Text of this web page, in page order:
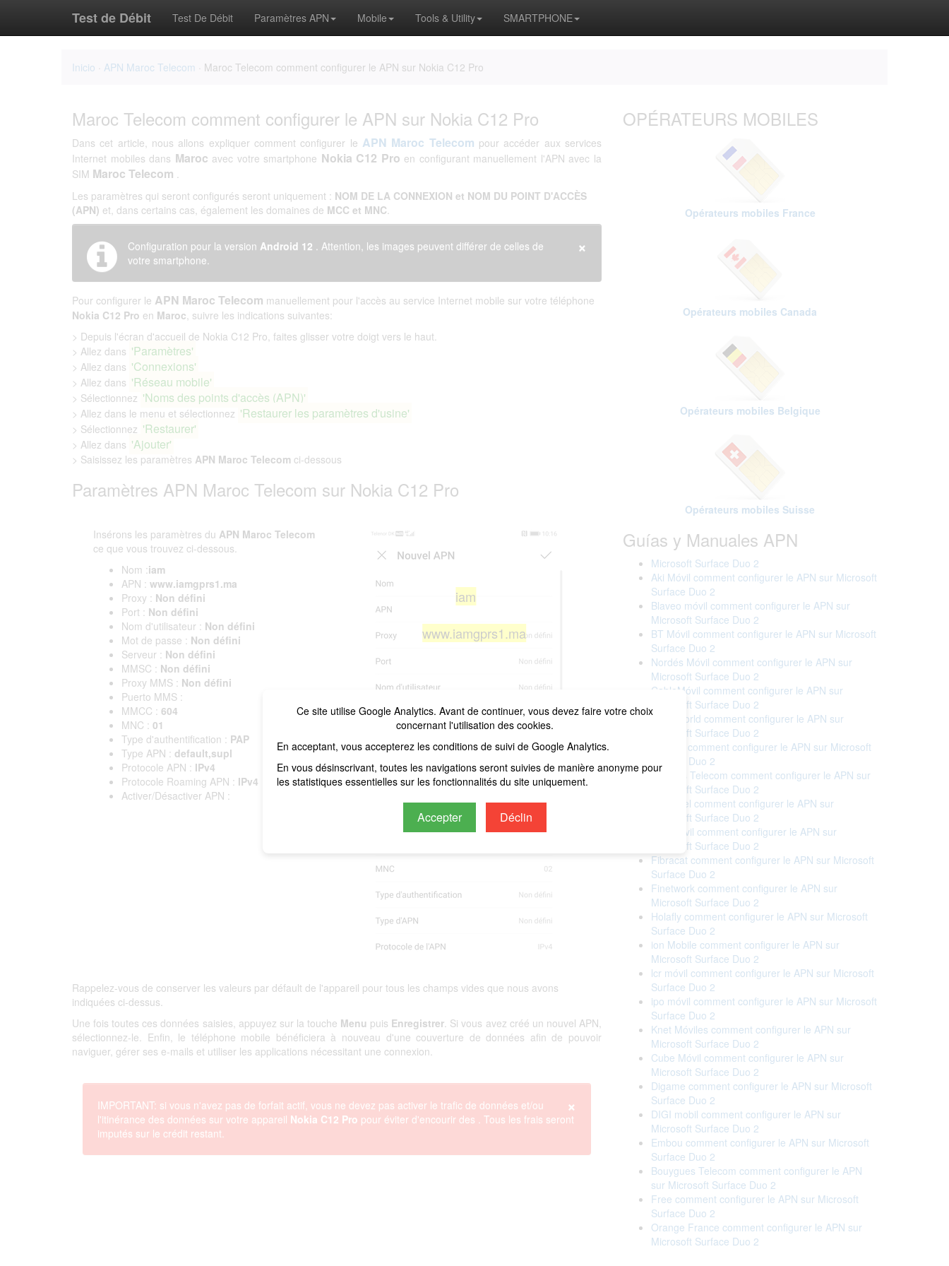
Ce site utilise Google Analytics. Avant de continuer, vous devez faire votre choix
concernant l'utilisation des cookies.
En acceptant, vous accepterez les conditions de suivi de Google Analytics.
En vous désinscrivant, toutes les navigations seront suivies de manière anonyme pour
les statistiques essentielles sur les fonctionnalités du site uniquement.
Accepter Déclin
Test de Débit Test De Débit Paramètres APN Mobile Tools & Utility SMARTPHONE
Inicio APN Maroc Telecom · Maroc Telecom comment configurer le APN sur Nokia C12 Pro
Maroc Telecom comment configurer le APN sur Nokia C12 Pro
Dans cet article, nous allons expliquer comment configurer le APN Maroc Telecom pour accéder aux services
Internet mobiles dans Maroc avec votre smartphone Nokia C12 Pro en configurant manuellement l'APN avec la
SIM Maroc Telecom .
Les paramètres qui seront configurés seront uniquement : NOM DE LA CONNEXION et NOM DU POINT D'ACCÈS
(APN) et, dans certains cas, également les domaines de MCC et MNC.
×
Configuration pour la version Android 12 . Attention, les images peuvent différer de celles de
votre smartphone.
Pour configurer le APN Maroc Telecom manuellement pour l'accès au service Internet mobile sur votre téléphone
Nokia C12 Pro en Maroc, suivre les indications suivantes:
> Depuis l'écran d'accueil de Nokia C12 Pro, faites glisser votre doigt vers le haut.
> Allez dans 'Paramètres'
> Allez dans 'Connexions'
> Allez dans 'Réseau mobile'
> Sélectionnez 'Noms des points d'accès (APN)'
> Allez dans le menu et sélectionnez 'Restaurer les paramètres d'usine'
> Sélectionnez 'Restaurer'
> Allez dans 'Ajouter'
> Saisissez les paramètres APN Maroc Telecom ci-dessous
Paramètres APN Maroc Telecom sur Nokia C12 Pro
Insérons les paramètres du APN Maroc Telecom
ce que vous trouvez ci-dessous.
Nom :iam
APN : www.iamgprs1.ma
Proxy : Non défini
Port : Non défini
Nom d'utilisateur : Non défini
Mot de passe : Non défini
Serveur : Non défini
MMSC : Non défini
Proxy MMS : Non défini
Puerto MMS :
MMCC : 604
MNC : 01
Type d'authentification : PAP
Type APN : default,supl
Protocole APN : IPv4
Protocole Roaming APN : IPv4
Activer/Désactiver APN :
www.iamgprs1.ma
iam
Rappelez-vous de conserver les valeurs par défault de l'appareil pour tous les champs vides que nous avons
indiquées ci-dessus.
Une fois toutes ces données saisies, appuyez sur la touche Menu puis Enregistrer. Si vous avez créé un nouvel APN,
sélectionnez-le. Enfin, le téléphone mobile bénéficiera à nouveau d'une couverture de données afin de pouvoir
naviguer, gérer ses e-mails et utiliser les applications nécessitant une connexion.
×
IMPORTANT: si vous n'avez pas de forfait actif, vous ne devez pas activer le trafic de données et/ou
l'itinérance des données sur votre appareil Nokia C12 Pro pour éviter d'encourir des . Tous les frais seront
imputés sur le crédit restant.
OPÉRATEURS MOBILES
Opérateurs mobiles France
Opérateurs mobiles Canada
Opérateurs mobiles Belgique
Opérateurs mobiles Suisse
Guías y Manuales APN
Microsoft Surface Duo 2
Aki Móvil comment configurer le APN sur Microsoft
Surface Duo 2
Blaveo móvil comment configurer le APN sur
Microsoft Surface Duo 2
BT Móvil comment configurer le APN sur Microsoft
Surface Duo 2
Nordés Móvil comment configurer le APN sur
Microsoft Surface Duo 2
CableMóvil comment configurer le APN sur
Microsoft Surface Duo 2
Cableworld comment configurer le APN sur
Microsoft Surface Duo 2
Cellhire comment configurer le APN sur Microsoft
Surface Duo 2
Correos Telecom comment configurer le APN sur
Microsoft Surface Duo 2
Euskaltel comment configurer le APN sur
Microsoft Surface Duo 2
Eva Móvil comment configurer le APN sur
Microsoft Surface Duo 2
Fibracat comment configurer le APN sur Microsoft
Surface Duo 2
Finetwork comment configurer le APN sur
Microsoft Surface Duo 2
Holafly comment configurer le APN sur Microsoft
Surface Duo 2
ion Mobile comment configurer le APN sur
Microsoft Surface Duo 2
lcr móvil comment configurer le APN sur Microsoft
Surface Duo 2
ipo móvil comment configurer le APN sur Microsoft
Surface Duo 2
Knet Móviles comment configurer le APN sur
Microsoft Surface Duo 2
Cube Móvil comment configurer le APN sur
Microsoft Surface Duo 2
Digame comment configurer le APN sur Microsoft
Surface Duo 2
DIGI mobil comment configurer le APN sur
Microsoft Surface Duo 2
Embou comment configurer le APN sur Microsoft
Surface Duo 2
Bouygues Telecom comment configurer le APN
sur Microsoft Surface Duo 2
Free comment configurer le APN sur Microsoft
Surface Duo 2
Orange France comment configurer le APN sur
Microsoft Surface Duo 2